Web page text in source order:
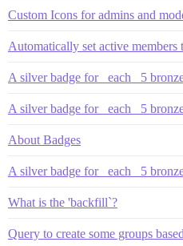
Custom Icons for admins and
Automatically set active
A silver badge for _each_ 5
A silver badge for _each_ 5
About Badges
A silver badge for _each_ 5
What is the 'backfill`?
Query to create some groups